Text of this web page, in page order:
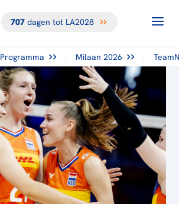
707dagen tot LA2028
Programma Milaan 2026